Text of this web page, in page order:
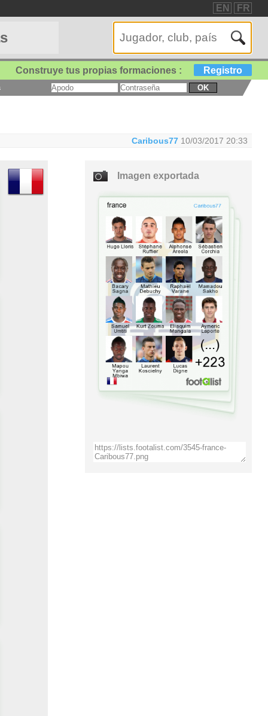
EN FR
Construye tus propias formaciones : Registro
OK
Caribous77 10/03/2017 20:33
Imagen exportada